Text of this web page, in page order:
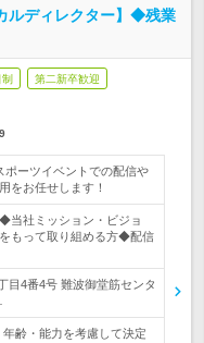
ルディレクター】◆残業
第二新卒歓迎
ポーツイベントでの配信や
をお任せします！
当社ミッション・ビジョ
もって取り組める方◆配信
目4番4号 難波御堂筋センタ
齢・能力を考慮して決定